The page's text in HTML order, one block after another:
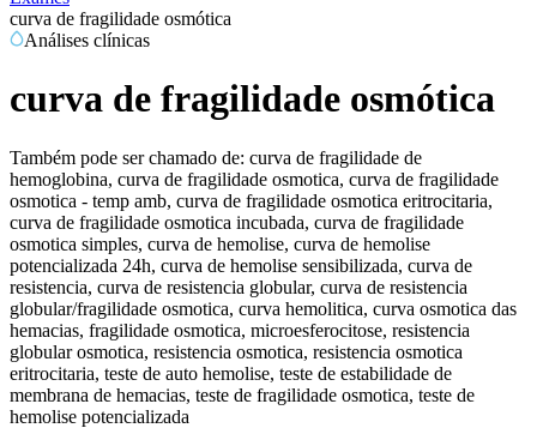
curva de fragilidade osmótica
Análises clínicas
curva de fragilidade osmótica
Também pode ser chamado de: curva de fragilidade de
hemoglobina, curva de fragilidade osmotica, curva de fragilidade
osmotica - temp amb, curva de fragilidade osmotica eritrocitaria,
curva de fragilidade osmotica incubada, curva de fragilidade
osmotica simples, curva de hemolise, curva de hemolise
potencializada 24h, curva de hemolise sensibilizada, curva de
resistencia, curva de resistencia globular, curva de resistencia
globular/fragilidade osmotica, curva hemolitica, curva osmotica das
hemacias, fragilidade osmotica, microesferocitose, resistencia
globular osmotica, resistencia osmotica, resistencia osmotica
eritrocitaria, teste de auto hemolise, teste de estabilidade de
membrana de hemacias, teste de fragilidade osmotica, teste de
hemolise potencializada